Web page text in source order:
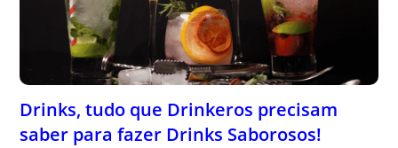
Drinks, tudo que Drinkeros precisam
saber para fazer Drinks Saborosos!